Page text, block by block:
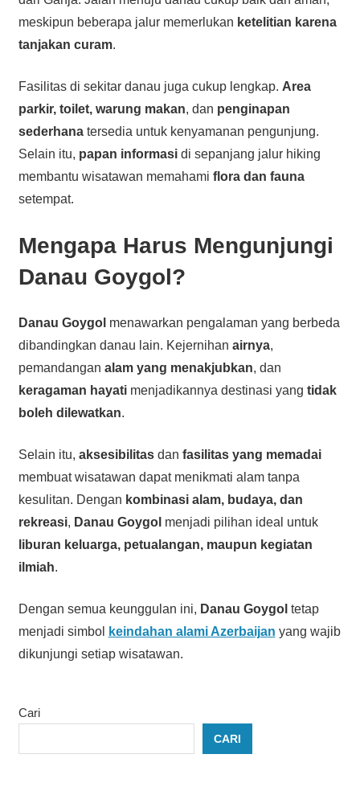
meskipun beberapa jalur memerlukan ketelitian karena
tanjakan curam.
Fasilitas di sekitar danau juga cukup lengkap. Area
parkir, toilet, warung makan, dan penginapan
sederhanatersedia untuk kenyamanan pengunjung.
Selain itu, papan informasidi sepanjang jalur hiking
membantu wisatawan memahami flora dan fauna
setempat.
Mengapa Harus Mengunjungi
Danau Goygol?
Danau Goygol menawarkan pengalaman yang berbeda
dibandingkan danau lain. Kejernihan airnya,
pemandangan alam yang menakjubkan, dan
keragaman hayatimenjadikannya destinasi yang tidak
boleh dilewatkan.
Selain itu, aksesibilitasdan fasilitas yang memadai
membuat wisatawan dapat menikmati alam tanpa
kesulitan. Dengan kombinasi alam, budaya, dan
rekreasi, Danau Goygol menjadi pilihan ideal untuk
liburan keluarga, petualangan, maupun kegiatan
ilmiah.
Dengan semua keunggulan ini, Danau Goygol tetap
menjadi simbol
keindahan alami Azerbaijan yang wajib
dikunjungi setiap wisatawan.
Cari
CARI